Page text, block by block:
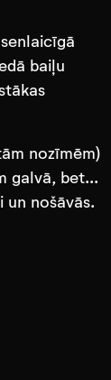
baiļu
nozīmēm)
galvā, bet...
un nošāvās.